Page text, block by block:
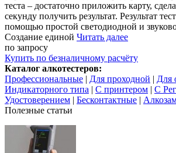
теста – достаточно приложить карту,
секунду получить результат. Результат
помощью простой светодиодной и
Создание единой Читать далее
по запросу
Купить по безналичному расчёту
Каталог алкотестеров:
Профессиональные | Для проходной | Для
Индикаторного типа | С принтером | С
Удостоверением | Бесконтактные |
Полезные статьи